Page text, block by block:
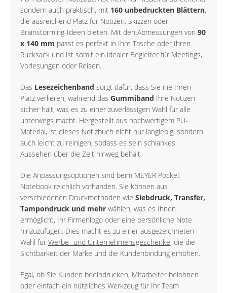
sondern auch praktisch, mit 160 unbedruckten Blättern,
die ausreichend Platz für Notizen, Skizzen oder
Brainstorming-Ideen bieten. Mit den Abmessungen von 90
x 140 mm passt es perfekt in Ihre Tasche oder Ihren
Rucksack und ist somit ein idealer Begleiter für Meetings,
Vorlesungen oder Reisen.
Das Lesezeichenband sorgt dafür, dass Sie nie Ihren
Platz verlieren, während das Gummiband Ihre Notizen
sicher hält, was es zu einer zuverlässigen Wahl für alle
unterwegs macht. Hergestellt aus hochwertigem PU-
Material, ist dieses Notizbuch nicht nur langlebig, sondern
auch leicht zu reinigen, sodass es sein schlankes
Aussehen über die Zeit hinweg behält.
Die Anpassungsoptionen sind beim MEYER Pocket
Notebook reichlich vorhanden. Sie können aus
verschiedenen Druckmethoden wie Siebdruck, Transfer,
Tampondruck und mehr wählen, was es Ihnen
ermöglicht, Ihr Firmenlogo oder eine persönliche Note
hinzuzufügen. Dies macht es zu einer ausgezeichneten
Wahl für Werbe- und Unternehmensgeschenke, die die
Sichtbarkeit der Marke und die Kundenbindung erhöhen.
Egal, ob Sie Kunden beeindrucken, Mitarbeiter belohnen
oder einfach ein nützliches Werkzeug für Ihr Team